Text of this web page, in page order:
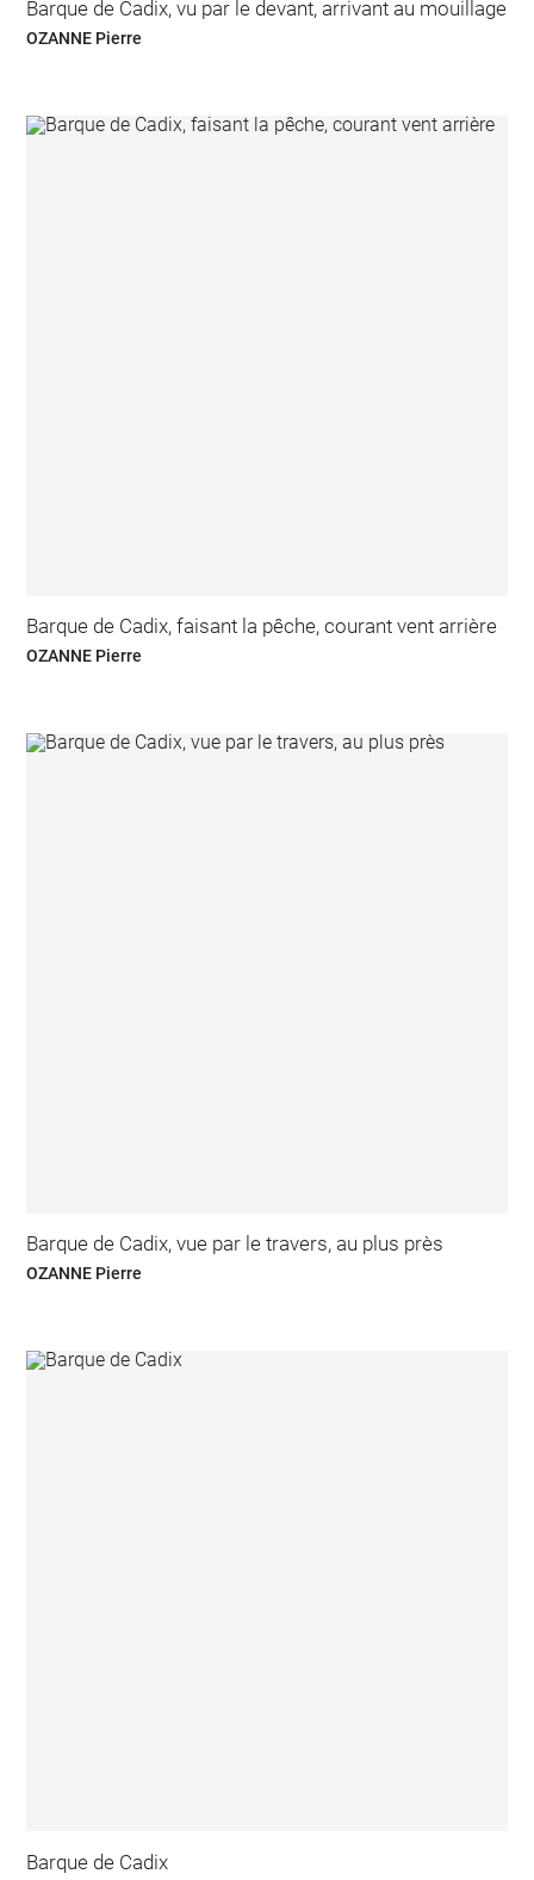
Barque de Cadix, vu par le devant, arrivant au mouillage
OZANNE Pierre
Barque de Cadix, faisant la pêche, courant vent arrière
OZANNE Pierre
Barque de Cadix, vue par le travers, au plus près
OZANNE Pierre
Barque de Cadix